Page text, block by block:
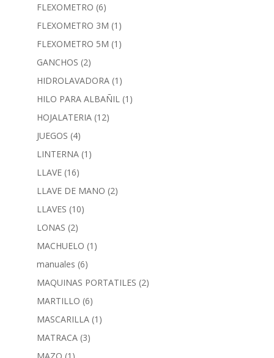
FLEXOMETRO (6)
FLEXOMETRO 3M (1)
FLEXOMETRO 5M (1)
GANCHOS (2)
HIDROLAVADORA (1)
HILO PARA ALBAÑIL (1)
HOJALATERIA (12)
JUEGOS (4)
LINTERNA (1)
LLAVE (16)
LLAVE DE MANO (2)
LLAVES (10)
LONAS (2)
MACHUELO (1)
manuales (6)
MAQUINAS PORTATILES (2)
MARTILLO (6)
MASCARILLA (1)
MATRACA (3)
MAZO (1)